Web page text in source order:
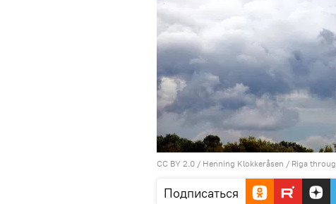
CC BY 2.0 / Henning Klokkeråsen / Riga
Подписаться